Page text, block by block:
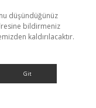
düşündüğünüz
bildirmeniz
kaldırılacaktır.